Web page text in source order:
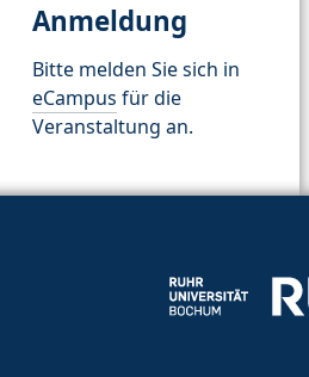
Anmeldung
Bitte melden Sie sich in
eCampus für die
Veranstaltung an.